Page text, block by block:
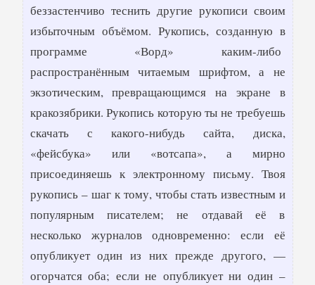
беззастенчиво теснить другие рукописи своим
избыточным объёмом. Рукопись, созданную в
программе «Ворд» каким-либо
распространённым читаемым шрифтом, а не
экзотическим, превращающимся на экране в
кракозябрики. Рукопись которую ты не требуешь
скачать с какого-нибудь сайта, диска,
«фейсбука» или «вотсапа», а мирно
присоединяешь к электронному письму. Твоя
рукопись – шаг к тому, чтобы стать известным и
популярным писателем; не отдавай её в
несколько журналов одновременно: если её
опубликует один из них прежде другого, —
огорчатся оба; если не опубликует ни один –